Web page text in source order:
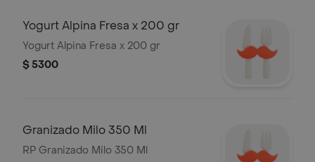
Yogurt Alpina Fresa x 200 gr
Yogurt Alpina Fresa x 200 gr
$ 5300
Granizado Milo 350 Ml
RP Granizado Milo 350 Ml